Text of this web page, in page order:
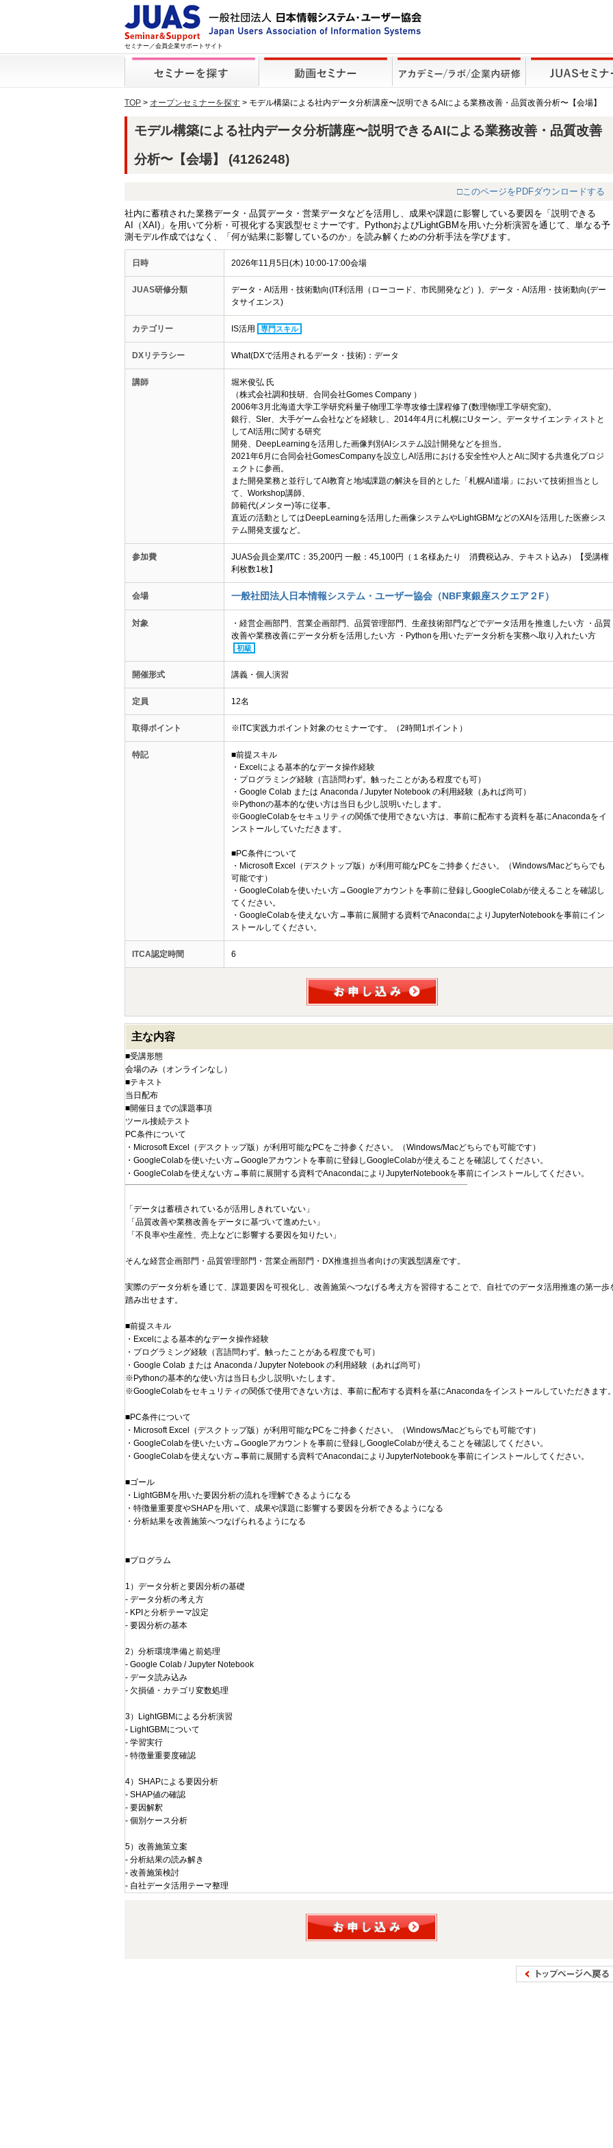
セミナー／会員企業サポートサイト
TOP > オープンセミナーを探す > モデル構築による社内データ分析講座〜説明できるAIによる業務改善・品質改善分析〜【会場】
モデル構築による社内データ分析講座〜説明できるAIによる業務改善・品質改善
分析〜【会場】 (4126248)
□このページをPDFダウンロードする
社内に蓄積された業務データ・品質データ・営業データなどを活用し、成果や課題に影響している要因を「説明できる
AI（XAI)」を用いて分析・可視化する実践型セミナーです。PythonおよびLightGBMを用いた分析演習を通じて、単なる予
測モデル作成ではなく、「何が結果に影響しているのか」を読み解くための分析手法を学びます。
日時 2026年11月5日(木) 10:00-17:00会場
JUAS研修分類
データ・AI活用・技術動向(IT利活用（ローコード、市民開発など）)、データ・AI活用・技術動向(デー
タサイエンス)
カテゴリー IS活用 専門スキル
DXリテラシー What(DXで活用されるデータ・技術)：データ
講師
堀米俊弘 氏
（株式会社調和技研、合同会社Gomes Company ）
2006年3月北海道大学工学研究科量子物理工学専攻修士課程修了(数理物理工学研究室)。
銀行、SIer、大手ゲーム会社などを経験し、2014年4月に札幌にUターン。データサイエンティストと
してAI活用に関する研究
開発、DeepLearningを活用した画像判別AIシステム設計開発などを担当。
2021年6月に合同会社GomesCompanyを設立しAI活用における安全性や人とAIに関する共進化プロジ
ェクトに参画。
また開発業務と並行してAI教育と地域課題の解決を目的とした「札幌AI道場」において技術担当とし
て、Workshop講師、
師範代(メンター)等に従事。
直近の活動としてはDeepLearningを活用した画像システムやLightGBMなどのXAIを活用した医療シス
テム開発支援など。
参加費
JUAS会員企業/ITC：35,200円 一般：45,100円（１名様あたり 消費税込み、テキスト込み）【受講権
利枚数1枚】
会場 一般社団法人日本情報システム・ユーザー協会（NBF東銀座スクエア２F）
対象
・経営企画部門、営業企画部門、品質管理部門、生産技術部門などでデータ活用を推進したい方 ・品質
改善や業務改善にデータ分析を活用したい方 ・Pythonを用いたデータ分析を実務へ取り入れたい方
初級
開催形式 講義・個人演習
定員 12名
取得ポイント ※ITC実践力ポイント対象のセミナーです。（2時間1ポイント）
特記
■前提スキル
・Excelによる基本的なデータ操作経験
・プログラミング経験（言語問わず。触ったことがある程度でも可）
・Google Colab または Anaconda / Jupyter Notebook の利用経験（あれば尚可）
※Pythonの基本的な使い方は当日も少し説明いたします。
※GoogleColabをセキュリティの関係で使用できない方は、事前に配布する資料を基にAnacondaをイ
ンストールしていただきます。
■PC条件について
・Microsoft Excel（デスクトップ版）が利用可能なPCをご持参ください。（Windows/Macどちらでも
可能です）
・GoogleColabを使いたい方→Googleアカウントを事前に登録しGoogleColabが使えることを確認し
てください。
・GoogleColabを使えない方→事前に展開する資料でAnacondaによりJupyterNotebookを事前にイン
ストールしてください。
ITCA認定時間 6
主な内容
■受講形態
会場のみ（オンラインなし）
■テキスト
当日配布
■開催日までの課題事項
ツール接続テスト
PC条件について
・Microsoft Excel（デスクトップ版）が利用可能なPCをご持参ください。（Windows/Macどちらでも可能です）
・GoogleColabを使いたい方→Googleアカウントを事前に登録しGoogleColabが使えることを確認してください。
・GoogleColabを使えない方→事前に展開する資料でAnacondaによりJupyterNotebookを事前にインストールしてください。
「データは蓄積されているが活用しきれていない」
「品質改善や業務改善をデータに基づいて進めたい」
「不良率や生産性、売上などに影響する要因を知りたい」
そんな経営企画部門・品質管理部門・営業企画部門・DX推進担当者向けの実践型講座です。
実際のデータ分析を通じて、課題要因を可視化し、改善施策へつなげる考え方を習得することで、自社でのデータ活用推進の第一歩
踏み出せます。
■前提スキル
・Excelによる基本的なデータ操作経験
・プログラミング経験（言語問わず。触ったことがある程度でも可）
・Google Colab または Anaconda / Jupyter Notebook の利用経験（あれば尚可）
※Pythonの基本的な使い方は当日も少し説明いたします。
※GoogleColabをセキュリティの関係で使用できない方は、事前に配布する資料を基にAnacondaをインストールしていただきます
■PC条件について
・Microsoft Excel（デスクトップ版）が利用可能なPCをご持参ください。（Windows/Macどちらでも可能です）
・GoogleColabを使いたい方→Googleアカウントを事前に登録しGoogleColabが使えることを確認してください。
・GoogleColabを使えない方→事前に展開する資料でAnacondaによりJupyterNotebookを事前にインストールしてください。
■ゴール
・LightGBMを用いた要因分析の流れを理解できるようになる
・特徴量重要度やSHAPを用いて、成果や課題に影響する要因を分析できるようになる
・分析結果を改善施策へつなげられるようになる
■プログラム
1）データ分析と要因分析の基礎
- データ分析の考え方
- KPIと分析テーマ設定
- 要因分析の基本
2）分析環境準備と前処理
- Google Colab / Jupyter Notebook
- データ読み込み
- 欠損値・カテゴリ変数処理
3）LightGBMによる分析演習
- LightGBMについて
- 学習実行
- 特徴量重要度確認
4）SHAPによる要因分析
- SHAP値の確認
- 要因解釈
- 個別ケース分析
5）改善施策立案
- 分析結果の読み解き
- 改善施策検討
- 自社データ活用テーマ整理